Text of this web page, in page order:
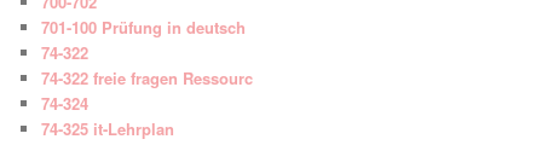
701-100 Prüfung in deutsch
74-322
74-322 freie fragen Ressourc
74-324
74-325 it-Lehrplan